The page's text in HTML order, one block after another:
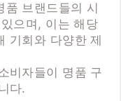
품 브랜드들의 시
으며, 이는 해당
기회와 다양한 제
비자들이 명품 구
다.